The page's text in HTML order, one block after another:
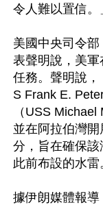
令人難以置信。
美國中央司令
表聲明說，美
任務。聲明說，
S Frank E.
（USS
並在阿拉伯灣
分，旨在確保
此前布設的水雷
據伊朗媒體報